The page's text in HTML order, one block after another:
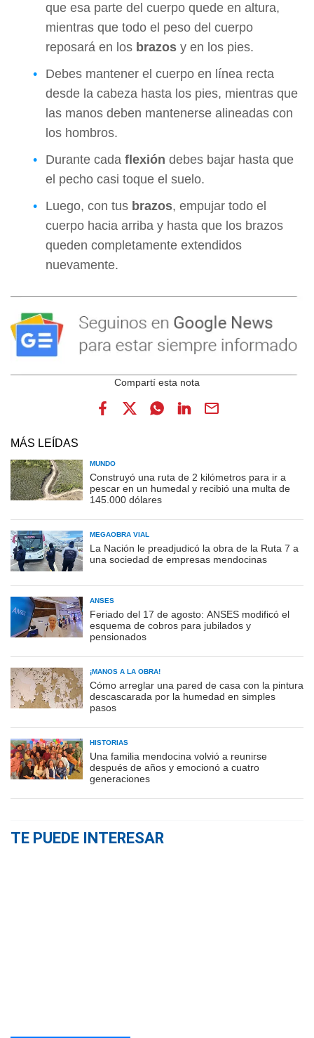
que esa parte del cuerpo quede en altura,
mientras que todo el peso del cuerpo
reposará en los brazos y en los pies.
Debes mantener el cuerpo en línea recta
desde la cabeza hasta los pies, mientras que
las manos deben mantenerse alineadas con
los hombros.
Durante cada flexión debes bajar hasta que
el pecho casi toque el suelo.
Luego, con tus brazos, empujar todo el
cuerpo hacia arriba y hasta que los brazos
queden completamente extendidos
nuevamente.
MÁS LEÍDAS
MUNDO
Construyó una ruta de 2 kilómetros para ir a
pescar en un humedal y recibió una multa de
145.000 dólares
MEGAOBRA VIAL
La Nación le preadjudicó la obra de la Ruta 7 a
una sociedad de empresas mendocinas
ANSES
Feriado del 17 de agosto: ANSES modificó el
esquema de cobros para jubilados y
pensionados
¡MANOS A LA OBRA!
Cómo arreglar una pared de casa con la pintura
descascarada por la humedad en simples
pasos
HISTORIAS
Una familia mendocina volvió a reunirse
después de años y emocionó a cuatro
generaciones
TE PUEDE INTERESAR